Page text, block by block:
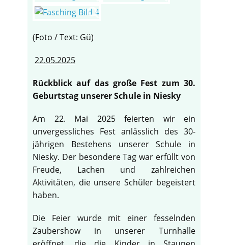
(Foto / Text: Gü)
22.05.2025
Rückblick auf das große Fest zum 30.
Geburtstag unserer Schule in Niesky
Am 22. Mai 2025 feierten wir ein
unvergessliches Fest anlässlich des 30-
jährigen Bestehens unserer Schule in
Niesky. Der besondere Tag war erfüllt von
Freude, Lachen und zahlreichen
Aktivitäten, die unsere Schüler begeistert
haben.
Die Feier wurde mit einer fesselnden
Zaubershow in unserer Turnhalle